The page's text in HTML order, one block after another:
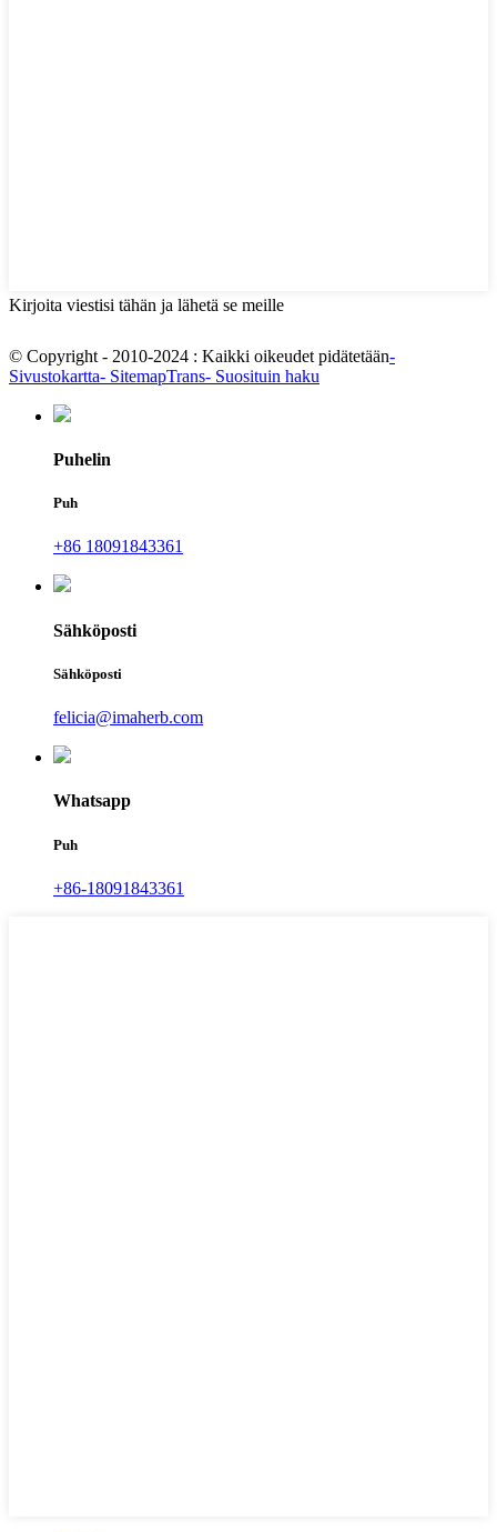
Kirjoita viestisi tähän ja lähetä se meille
© Copyright - 2010-2024 : Kaikki oikeudet pidätetään-
Sivustokartta- SitemapTrans- Suosituin haku
Puhelin
Puh
+86 18091843361
Sähköposti
Sähköposti
felicia@imaherb.com
Whatsapp
Puh
+86-18091843361